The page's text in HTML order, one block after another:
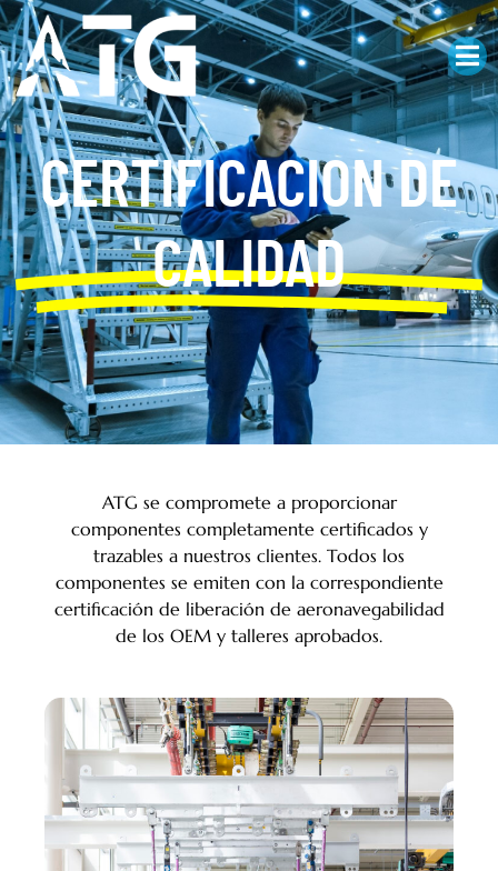
CERTIFICACION DE
CALIDAD
ATG se compromete a proporcionar
componentes completamente certificados y
trazables a nuestros clientes. Todos los
componentes se emiten con la correspondiente
certificación de liberación de aeronavegabilidad
de los OEM y talleres aprobados.